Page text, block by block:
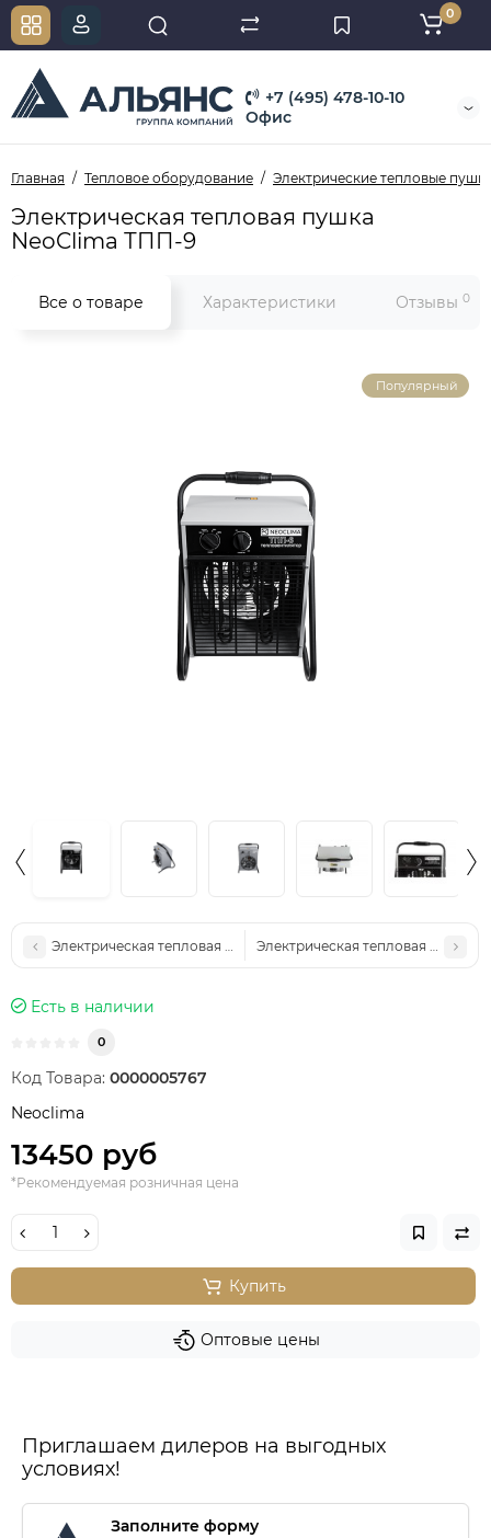
+7 (495) 478-10-10
Офис
0
Главная Тепловое оборудование Электрические тепловые
Электрическая тепловая пушка
NeoClima ТПП-9
Все о товаре Характеристики Отзывы 0
Популярный
Электрическая тепловая пушка NeoClima ТПК-5
Электрическая тепловая пушка
Есть в наличии
0
Код Товара: 0000005767
Neoclima
13450 руб
*Рекомендуемая розничная цена
Купить
Оптовые цены
Приглашаем дилеров на выгодных
условиях!
Заполните форму